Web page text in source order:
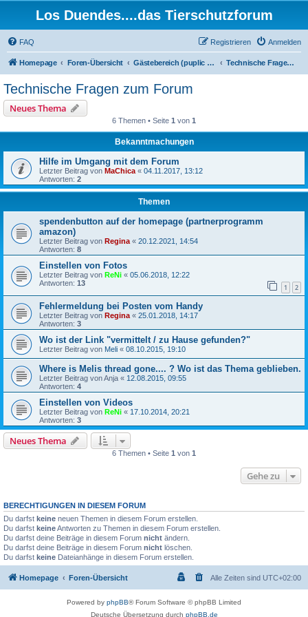
Los Duendes....das Tierschutzforum
FAQ Anmelden
Registrieren
Homepage Foren-Übersicht Gästebereich (puplic area) Technische Fragen zum Forum
Technische Fragen zum Forum
Neues Thema
6 Themen • Seite 1 von 1
Bekanntmachungen
Hilfe im Umgang mit dem Forum
Letzter Beitrag von MaChica « 04.11.2017, 13:12
Antworten: 2
Themen
spendenbutton auf der homepage (partnerprogramm
amazon)
Letzter Beitrag von Regina « 20.12.2021, 14:54
Antworten: 8
Einstellen von Fotos
Letzter Beitrag von ReNi « 05.06.2018, 12:22
Antworten: 13 1 2
Fehlermeldung bei Posten vom Handy
Letzter Beitrag von Regina « 25.01.2018, 14:17
Antworten: 3
Wo ist der Link "vermittelt / zu Hause gefunden?"
Letzter Beitrag von Meli « 08.10.2015, 19:10
Where is Melis thread gone.... ? Wo ist das Thema geblieben.
Letzter Beitrag vonAnja « 12.08.2015, 09:55
Antworten: 4
Einstellen von Videos
Letzter Beitrag von ReNi « 17.10.2014, 20:21
Antworten: 3
Neues Thema
6 Themen • Seite 1 von 1
Gehe zu
BERECHTIGUNGEN IN DIESEM FORUM
Du darfst keine neuen Themen in diesem Forum erstellen.
Du darfst keineAntworten zu Themen in diesem Forum erstellen.
Du darfst deine Beiträge in diesem Forum nicht ändern.
Du darfst deine Beiträge in diesem Forum nicht löschen.
Du darfst keine Dateianhänge in diesem Forum erstellen.
Homepage Foren-Übersicht Alle Zeiten sind UTC+02:00
Powered by phpBB® Forum Software © phpBB Limited
Deutsche Übersetzung durch phpBB.de